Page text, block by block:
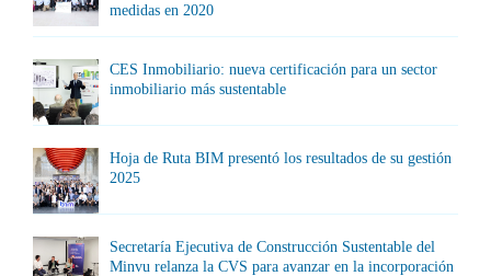
medidas en 2020
CES Inmobiliario: nueva certificación para un sector
inmobiliario más sustentable
Hoja de Ruta BIM presentó los resultados de su gestión
2025
Secretaría Ejecutiva de Construcción Sustentable del
Minvu relanza la CVS para avanzar en la incorporación